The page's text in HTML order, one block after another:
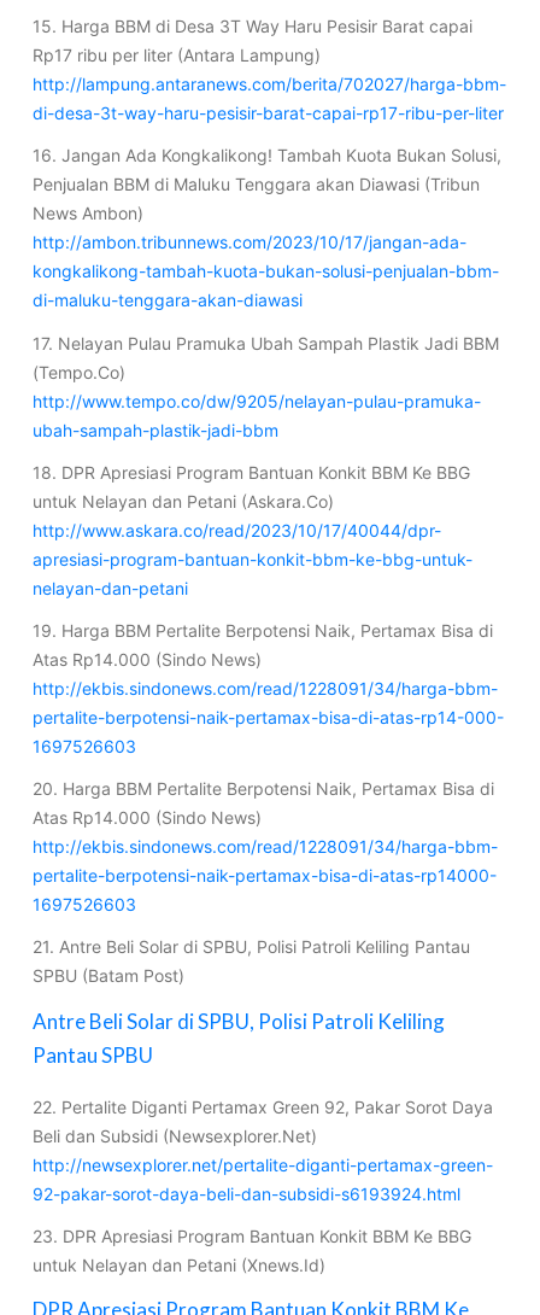
15. Harga BBM di Desa 3T Way Haru Pesisir Barat capai
Rp17 ribu per liter (Antara Lampung)
http://lampung.antaranews.com/berita/702027/harga-bbm-
di-desa-3t-way-haru-pesisir-barat-capai-rp17-ribu-per-liter
16. Jangan Ada Kongkalikong! Tambah Kuota Bukan Solusi,
Penjualan BBM di Maluku Tenggara akan Diawasi (Tribun
News Ambon)
http://ambon.tribunnews.com/2023/10/17/jangan-ada-
kongkalikong-tambah-kuota-bukan-solusi-penjualan-bbm-
di-maluku-tenggara-akan-diawasi
17. Nelayan Pulau Pramuka Ubah Sampah Plastik Jadi BBM
(Tempo.Co)
http://www.tempo.co/dw/9205/nelayan-pulau-pramuka-
ubah-sampah-plastik-jadi-bbm
18. DPR Apresiasi Program Bantuan Konkit BBM Ke BBG
untuk Nelayan dan Petani (Askara.Co)
http://www.askara.co/read/2023/10/17/40044/dpr-
apresiasi-program-bantuan-konkit-bbm-ke-bbg-untuk-
nelayan-dan-petani
19. Harga BBM Pertalite Berpotensi Naik, Pertamax Bisa di
Atas Rp14.000 (Sindo News)
http://ekbis.sindonews.com/read/1228091/34/harga-bbm-
pertalite-berpotensi-naik-pertamax-bisa-di-atas-rp14-000-
1697526603
20. Harga BBM Pertalite Berpotensi Naik, Pertamax Bisa di
Atas Rp14.000 (Sindo News)
http://ekbis.sindonews.com/read/1228091/34/harga-bbm-
pertalite-berpotensi-naik-pertamax-bisa-di-atas-rp14000-
1697526603
21. Antre Beli Solar di SPBU, Polisi Patroli Keliling Pantau
SPBU (Batam Post)
Antre Beli Solar di SPBU, Polisi Patroli Keliling
Pantau SPBU
22. Pertalite Diganti Pertamax Green 92, Pakar Sorot Daya
Beli dan Subsidi (Newsexplorer.Net)
http://newsexplorer.net/pertalite-diganti-pertamax-green-
92-pakar-sorot-daya-beli-dan-subsidi-s6193924.html
23. DPR Apresiasi Program Bantuan Konkit BBM Ke BBG
untuk Nelayan dan Petani (Xnews.Id)
DPR Apresiasi Program Bantuan Konkit BBM Ke